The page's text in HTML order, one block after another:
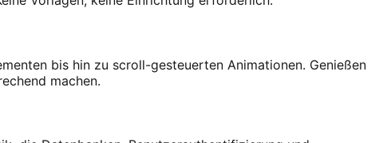
bis hin zu scroll-gesteuerten Animationen. Genießen
machen.